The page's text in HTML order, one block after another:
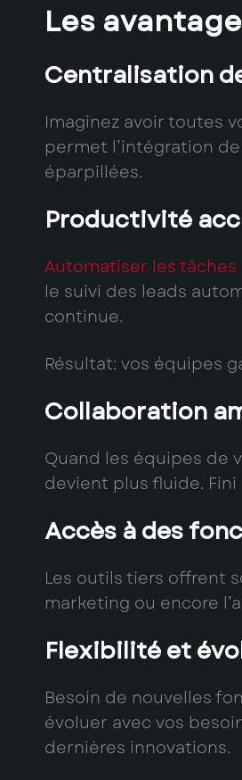
Les
Centralisation
Imaginez avoir toutes
permet l’intégration
éparpillées.
Productivité
Automatiser les
le suivi des leads
continue.
Résultat: vos équipes
Collaboration
Quand les équipes de
devient plus fluide.
Accès à des
Les outils tiers offrent
marketing ou encore
Flexibilité et
Besoin de nouvelles
évoluer avec vos
dernières innovations.